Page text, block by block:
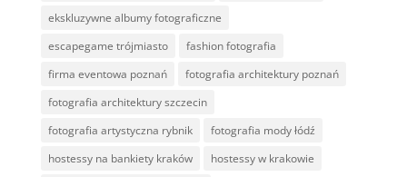
ekskluzywne albumy fotograficzne
escapegame trójmiasto
fashion fotografia
firma eventowa poznań
fotografia architektury poznań
fotografia architektury szczecin
fotografia artystyczna rybnik
fotografia mody łódź
hostessy na bankiety kraków
hostessy w krakowie